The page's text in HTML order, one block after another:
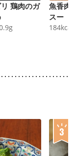
鶏肉のガ
g
魚香肉
スー
184kcal